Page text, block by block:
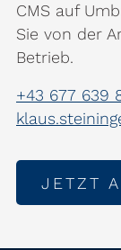
CMS auf
Sie von der
Betrieb.
+43 677 639
JETZT